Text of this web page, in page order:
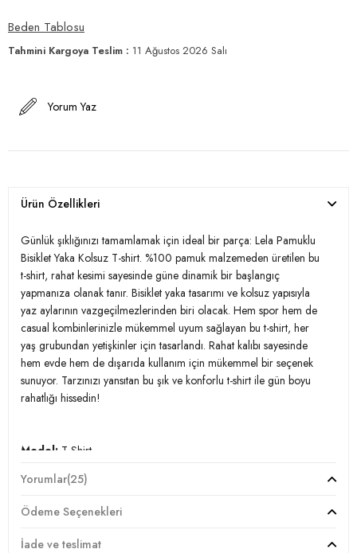
Beden Tablosu
Tahmini Kargoya Teslim : 11 Ağustos 2026 Salı
Yorum Yaz
Ürün Özellikleri
Günlük şıklığınızı tamamlamak için ideal bir parça: Lela Pamuklu
Bisiklet Yaka Kolsuz T-shirt. %100 pamuk malzemeden üretilen bu
t-shirt, rahat kesimi sayesinde güne dinamik bir başlangıç
yapmanıza olanak tanır. Bisiklet yaka tasarımı ve kolsuz yapısıyla
yaz aylarının vazgeçilmezlerinden biri olacak. Hem spor hem de
casual kombinlerinizle mükemmel uyum sağlayan bu t-shirt, her
yaş grubundan yetişkinler için tasarlandı. Rahat kalıbı sayesinde
hem evde hem de dışarıda kullanım için mükemmel bir seçenek
sunuyor. Tarzınızı yansıtan bu şık ve konforlu t-shirt ile gün boyu
rahatlığı hissedin!
Model: T Shirt
Giyim Tarzı:
Materyal:%100 Pamuk
Yorumlar(25)
Ödeme Seçenekleri
İade ve teslimat